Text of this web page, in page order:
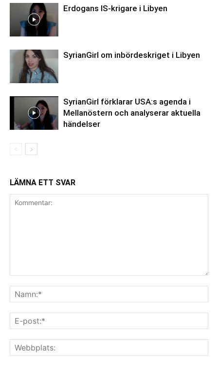
Erdogans IS-krigare i Libyen
SyrianGirl om inbördeskriget i Libyen
SyrianGirl förklarar USA:s agenda i
Mellanöstern och analyserar aktuella
händelser
LÄMNA ETT SVAR